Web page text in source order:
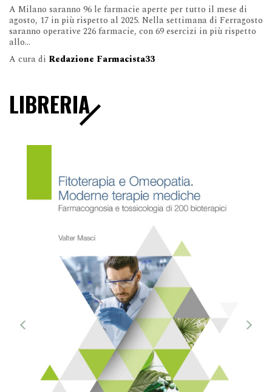
A Milano saranno 96 le farmacie aperte per tutto il mese di
agosto, 17 in più rispetto al 2025. Nella settimana di Ferragosto
saranno operative 226 farmacie, con 69 esercizi in più rispetto
allo...
A cura di Redazione Farmacista33
LIBRERIA